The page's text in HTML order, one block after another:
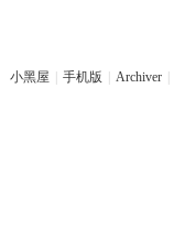
小黑屋 手机版 Archiver